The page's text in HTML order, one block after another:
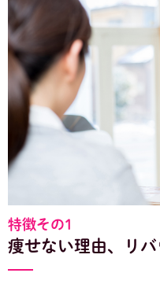
特徴その1
痩せない理由、リ